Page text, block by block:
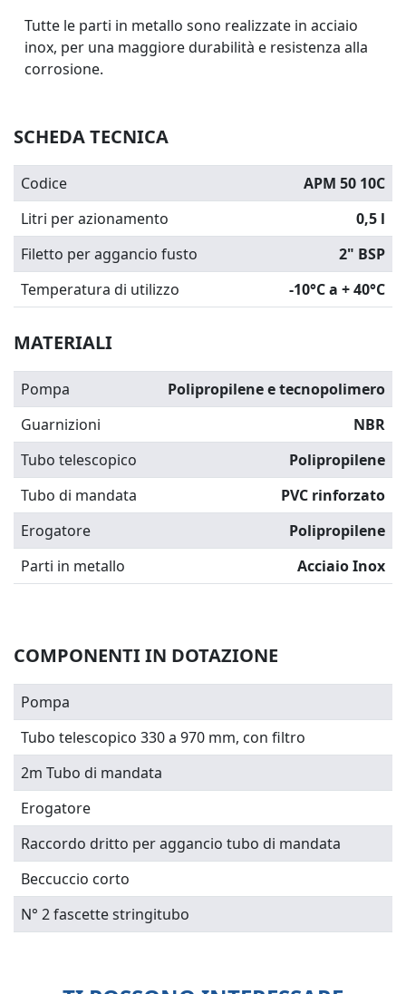
Tutte le parti in metallo sono realizzate in acciaio
inox, per una maggiore durabilità e resistenza alla
corrosione.
SCHEDA TECNICA
Codice
APM 50 10C
Litri per azionamento
0,5 l
Filetto per aggancio fusto
2" BSP
Temperatura di utilizzo
-10°C a + 40°C
MATERIALI
Pompa
Polipropilene e tecnopolimero
Guarnizioni
NBR
Tubo telescopico
Polipropilene
Tubo di mandata
PVC rinforzato
Erogatore
Polipropilene
Parti in metallo
Acciaio Inox
COMPONENTI IN DOTAZIONE
Pompa
Tubo telescopico 330 a 970 mm, con filtro
2m Tubo di mandata
Erogatore
Raccordo dritto per aggancio tubo di mandata
Beccuccio corto
N° 2 fascette stringitubo